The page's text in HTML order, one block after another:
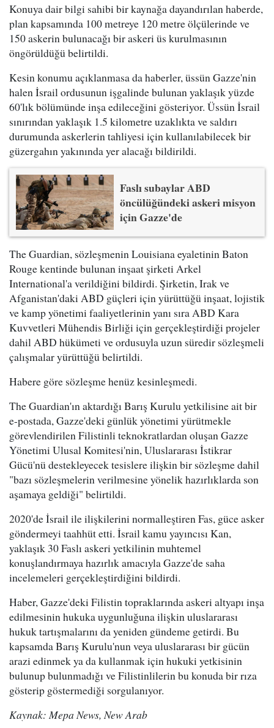
Konuya dair bilgi sahibi bir kaynağa dayandırılan haberde,
plan kapsamında 100 metreye 120 metre ölçülerinde ve
150 askerin bulunacağı bir askeri üs kurulmasının
öngörüldüğü belirtildi.
Kesin konumu açıklanmasa da haberler, üssün Gazze'nin
halen İsrail ordusunun işgalinde bulunan yaklaşık yüzde
60'lık bölümünde inşa edileceğini gösteriyor. Üssün İsrail
sınırından yaklaşık 1.5 kilometre uzaklıkta ve saldırı
durumunda askerlerin tahliyesi için kullanılabilecek bir
güzergahın yakınında yer alacağı bildirildi.
Faslı subaylar ABD
öncülüğündeki askeri misyon
için Gazze'de
The Guardian, sözleşmenin Louisiana eyaletinin Baton
Rouge kentinde bulunan inşaat şirketi Arkel
International'a verildiğini bildirdi. Şirketin, Irak ve
Afganistan'daki ABD güçleri için yürüttüğü inşaat, lojistik
ve kamp yönetimi faaliyetlerinin yanı sıra ABD Kara
Kuvvetleri Mühendis Birliği için gerçekleştirdiği projeler
dahil ABD hükümeti ve ordusuyla uzun süredir sözleşmeli
çalışmalar yürüttüğü belirtildi.
Habere göre sözleşme henüz kesinleşmedi.
The Guardian'ın aktardığı Barış Kurulu yetkilisine ait bir
e-postada, Gazze'deki günlük yönetimi yürütmekle
görevlendirilen Filistinli teknokratlardan oluşan Gazze
Yönetimi Ulusal Komitesi'nin, Uluslararası İstikrar
Gücü'nü destekleyecek tesislere ilişkin bir sözleşme dahil
"bazı sözleşmelerin verilmesine yönelik hazırlıklarda son
aşamaya geldiği" belirtildi.
2020'de İsrail ile ilişkilerini normalleştiren Fas, güce asker
göndermeyi taahhüt etti. İsrail kamu yayıncısı Kan,
yaklaşık 30 Faslı askeri yetkilinin muhtemel
konuşlandırmaya hazırlık amacıyla Gazze'de saha
incelemeleri gerçekleştirdiğini bildirdi.
Haber, Gazze'deki Filistin topraklarında askeri altyapı inşa
edilmesinin hukuka uygunluğuna ilişkin uluslararası
hukuk tartışmalarını da yeniden gündeme getirdi. Bu
kapsamda Barış Kurulu'nun veya uluslararası bir gücün
arazi edinmek ya da kullanmak için hukuki yetkisinin
bulunup bulunmadığı ve Filistinlilerin bu konuda bir rıza
gösterip göstermediği sorgulanıyor.
Kaynak: Mepa News, New Arab